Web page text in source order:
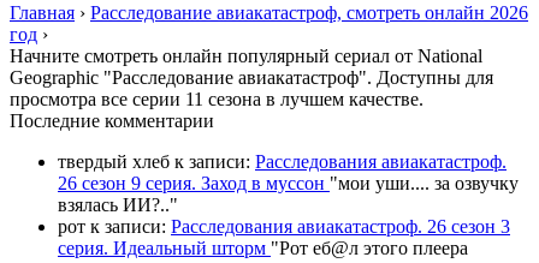
Главная › Расследование авиакатастроф, смотреть онлайн 2026
год ›
Начните смотреть онлайн популярный сериал от National
Geographic "Расследование авиакатастроф". Доступны для
просмотра все серии 11 сезона в лучшем качестве.
Последние комментарии
твердый хлеб к записи: Расследования авиакатастроф.
26 сезон 9 серия. Заход в муссон "мои уши.... за озвучку
взялась ИИ?.."
рот к записи: Расследования авиакатастроф. 26 сезон 3
серия. Идеальный шторм "Рот еб@л этого плеера